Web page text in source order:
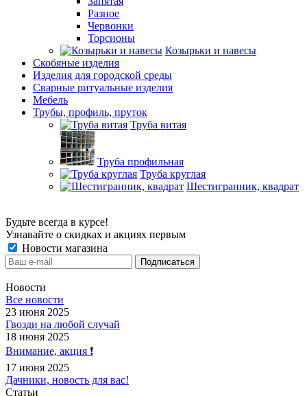
Разное
Червонки
Торсионы
Козырьки и навесы
Скобяные изделия
Изделия для городской среды
Сварные ритуальные изделия
Мебель
Трубы, профиль, пруток
Труба витая
Труба профильная
Труба круглая
Шестигранник, квадрат
Будьте всегда в курсе!
Узнавайте о скидках и акциях первым
Новости магазина
Новости
Все новости
23 июня 2025
Гвозди на любой случай
18 июня 2025
Внимание, акция ❗️
17 июня 2025
Дачники, новость для вас!
Статьи